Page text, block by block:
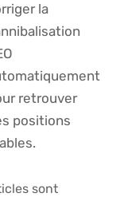
la
retrouver
positions
sont